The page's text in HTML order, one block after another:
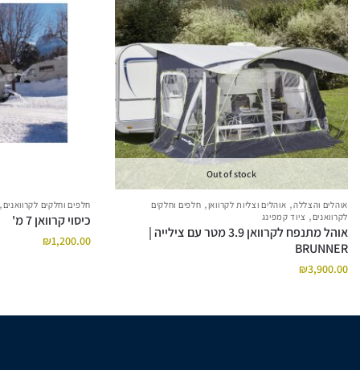
Out of stock
אוהלים והצללה, אוהלים וצליות לקרוואן, חלפים וחלקים
לקרוואנים, ציוד קמפינג
אוהל מתנפח לקרוואן 3.9 מטר עם צילייה |
BRUNNER
₪3,900.00
חלפים וחלקים לקרוואנים
כיסוי קרוואן 7 מ'
₪1,200.00